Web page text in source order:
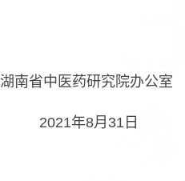
湖南省中医药研究院办公室
2021年8月31日